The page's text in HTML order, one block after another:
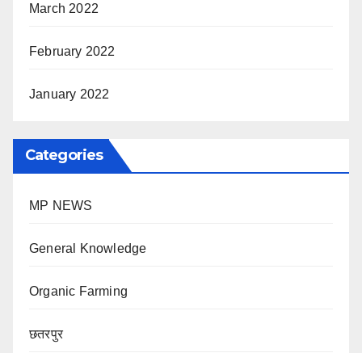
March 2022
February 2022
January 2022
Categories
MP NEWS
General Knowledge
Organic Farming
छतरपुर